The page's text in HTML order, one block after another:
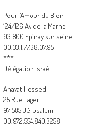
Pour l’Amour du Bien
124/126 Av de la Marne
93 800 Epinay sur seine
00.33.1.77.38.07.95
***
Délégation Israël
Ahavat Hessed
25 Rue Tager
97 585 Jérusalem
00.972.554.840.3258